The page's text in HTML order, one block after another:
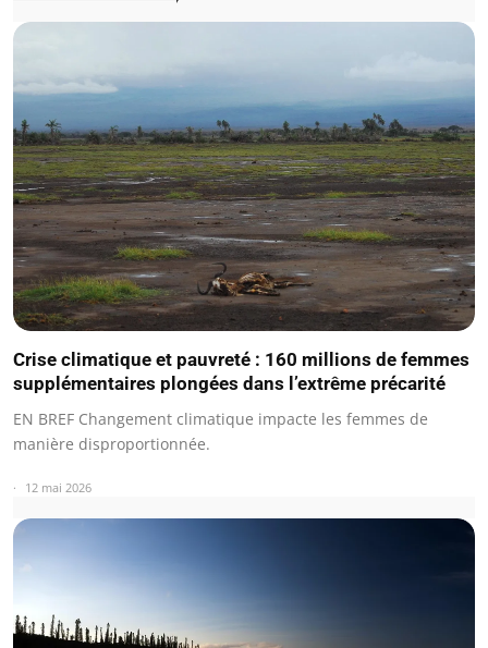
Crise climatique et pauvreté : 160 millions de femmes
supplémentaires plongées dans l’extrême précarité
EN BREF Changement climatique impacte les femmes de
manière disproportionnée.
12 mai 2026